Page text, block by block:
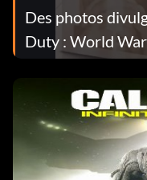
Des photos
Duty : World